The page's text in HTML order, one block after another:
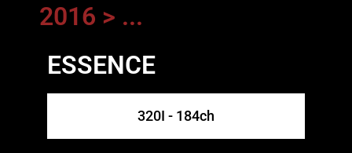
2016 > ...
ESSENCE
320I - 184ch​